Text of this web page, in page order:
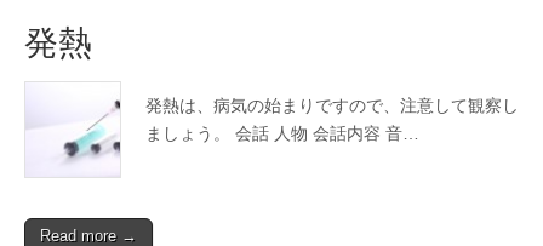
発熱
発熱は、病気の始まりですので、注意して観察し
ましょう。 会話 人物 会話内容 音…
Read more →